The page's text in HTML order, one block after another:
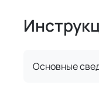
Основные